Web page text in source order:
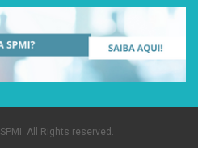
All Rights reserved.